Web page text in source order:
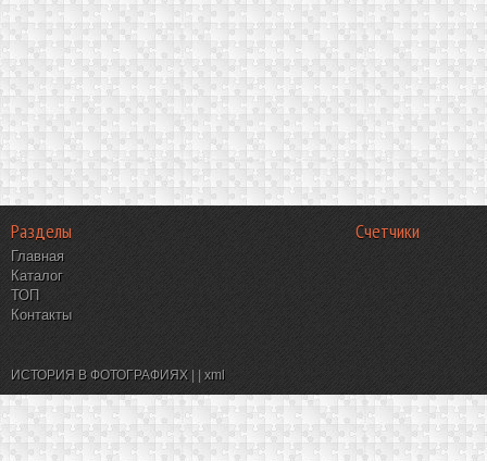
Разделы
Главная
Каталог
ТОП
Контакты
Счетчики
ИСТОРИЯ В ФОТОГРАФИЯХ | | xml